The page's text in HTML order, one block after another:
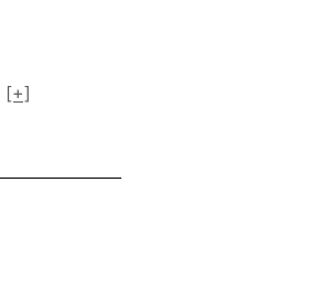
[+]